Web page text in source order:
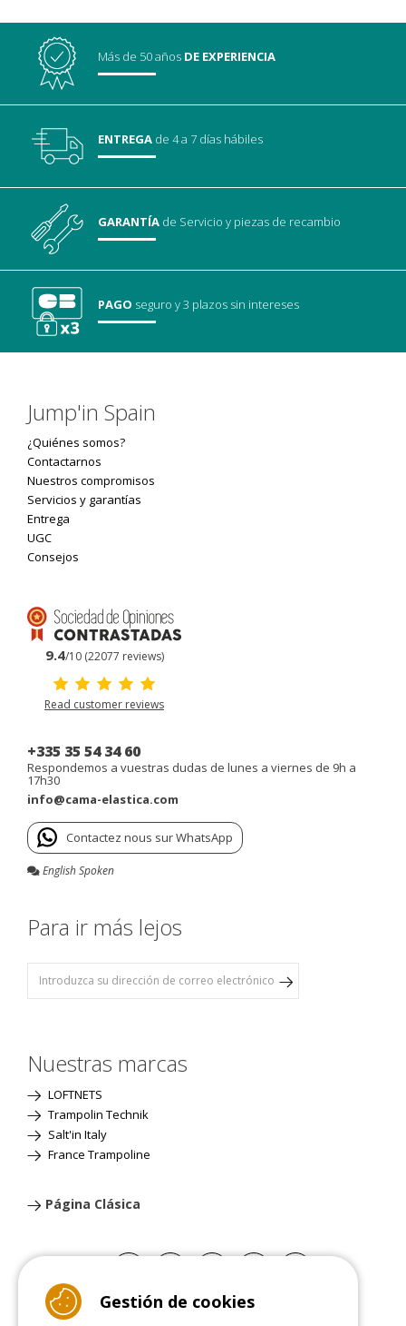
Más de 50 años DE EXPERIENCIA
ENTREGA de 4 a 7 días hábiles
GARANTÍA de Servicioy piezas de recambio
PAGO seguroy 3 plazos sin intereses
Jump'in Spain
¿Quiénes somos?
Contactarnos
Nuestros compromisos
Servicios y garantías
Entrega
UGC
Consejos
9.4/10 (22077 reviews)
Read customer reviews
+335 35 54 34 60
Respondemos a vuestras dudas de lunes a viernes de 9h a
17h30
info@cama-elastica.com
Contactez nous sur WhatsApp
English Spoken
Para ir más lejos
Nuestras marcas
LOFTNETS
Trampolin Technik
Salt'in Italy
France Trampoline
Página Clásica
Gestión de cookies